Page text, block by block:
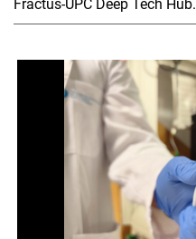
Fractus-UPC Deep Tech Hub.